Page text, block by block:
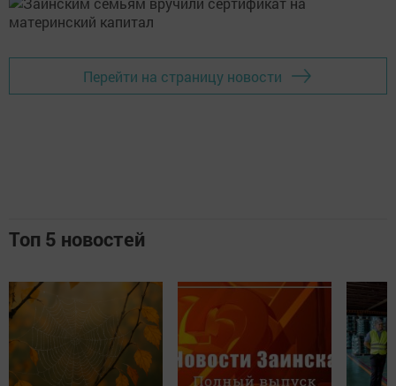
Перейти на страницу новости
Топ 5 новостей